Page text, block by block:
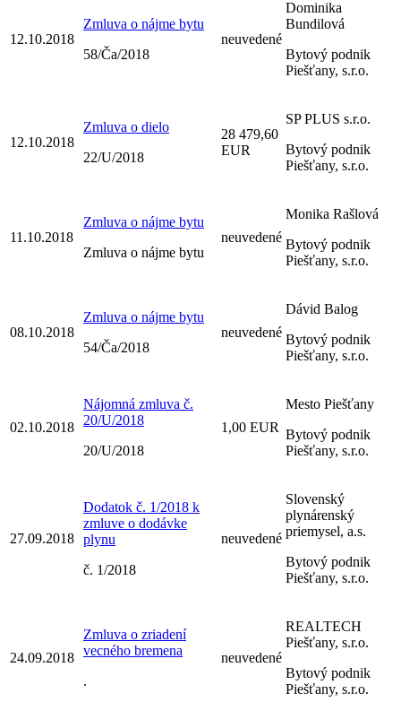
12.10.2018
Zmluva o nájme bytu
58/Ča/2018
neuvedené
Dominika
Bundilová
Bytový podnik
Piešťany, s.r.o.
12.10.2018
Zmluva o dielo
22/U/2018
28 479,60
EUR
SP PLUS s.r.o.
Bytový podnik
Piešťany, s.r.o.
11.10.2018
Zmluva o nájme bytu
Zmluva o nájme bytu
neuvedené
Monika Rašlová
Bytový podnik
Piešťany, s.r.o.
08.10.2018
Zmluva o nájme bytu
54/Ča/2018
neuvedené
Dávid Balog
Bytový podnik
Piešťany, s.r.o.
02.10.2018
Nájomná zmluva č.
20/U/2018
20/U/2018
1,00 EUR
Mesto Piešťany
Bytový podnik
Piešťany, s.r.o.
27.09.2018
Dodatok č. 1/2018 k
zmluve o dodávke
plynu
č. 1/2018
neuvedené
Slovenský
plynárenský
priemysel, a.s.
Bytový podnik
Piešťany, s.r.o.
24.09.2018
Zmluva o zriadení
vecného bremena
.
neuvedené
REALTECH
Piešťany, s.r.o.
Bytový podnik
Piešťany, s.r.o.